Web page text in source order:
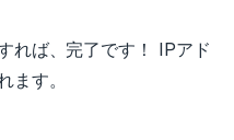
れば、完了です！ IPアド
ます。